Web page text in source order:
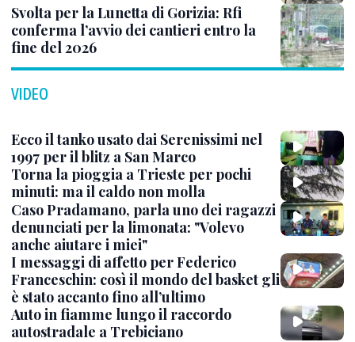
Svolta per la Lunetta di Gorizia: Rfi
conferma l’avvio dei cantieri entro la
fine del 2026
VIDEO
Ecco il tanko usato dai Serenissimi nel
1997 per il blitz a San Marco
Torna la pioggia a Trieste per pochi
minuti: ma il caldo non molla
Caso Pradamano, parla uno dei ragazzi
denunciati per la limonata: "Volevo
anche aiutare i miei"
I messaggi di affetto per Federico
Franceschin: così il mondo del basket gli
è stato accanto fino all’ultimo
Auto in fiamme lungo il raccordo
autostradale a Trebiciano